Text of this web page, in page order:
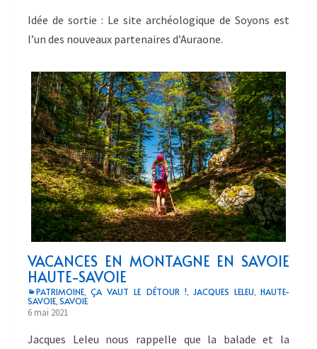
Idée de sortie : Le site archéologique de Soyons est
l’un des nouveaux partenaires d’Auraone.
VACANCES EN MONTAGNE EN SAVOIE
HAUTE-SAVOIE
PATRIMOINE,ÇA VAUT LE DÉTOUR !, JACQUES LELEU, HAUTE-
SAVOIE, SAVOIE
6 mai 2021
Jacques Leleu nous rappelle que la balade et la